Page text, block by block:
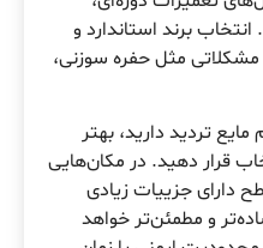
برند استاندارد و
مشکلاتی مثل حفره سوزنی،
تردید دارید، بهتر
قرار دهید. در مکان‌هایی
دارای جزییات زیادی
و مطمئن‌تر خواهد